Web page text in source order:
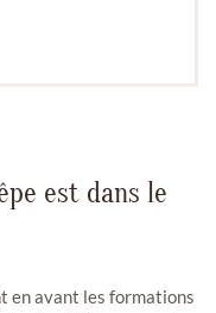
est dans le
en avant les formations